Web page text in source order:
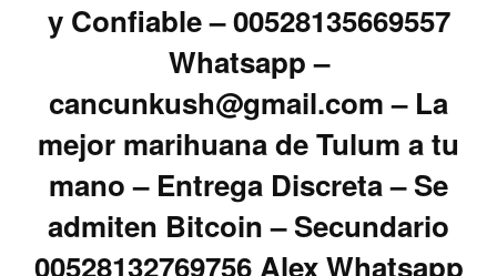
y Confiable – 00528135669557
Whatsapp –
cancunkush@gmail.com – La
mejor marihuana de Tulum a tu
mano – Entrega Discreta – Se
admiten Bitcoin – Secundario
00528132769756 Alex Whatsapp